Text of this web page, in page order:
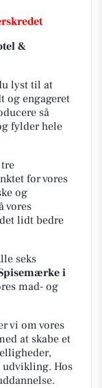
&
lyst til at
og engageret
så
fylder hele
for vores
og
vores
lidt bedre
seks
i
mad- og
vi om vores
at skabe et
Hos